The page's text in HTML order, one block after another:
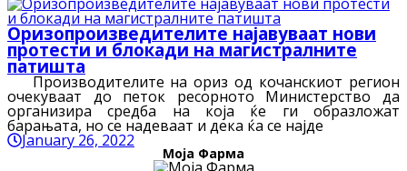
Оризопроизведителите најавуваат нови
протести и блокади на магистралните
патишта
Производителите на ориз од кочанскиот регион
очекуваат до петок ресорното Министерство да
организира средба на која ќе ги образложат
барањата, но се надеваат и дека ќа се најде
January 26, 2022
Моја Фарма